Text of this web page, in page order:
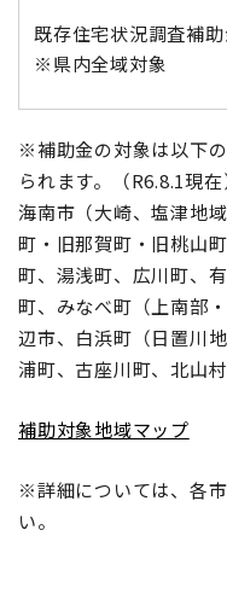
既存住宅状況調査補
※県内全域対象
※補助金の対象は以下
られます。（R6.8.1現在
海南市（大崎、塩津地
町・旧那賀町・旧桃山
町、湯浅町、広川町、
町、みなべ町（上南部
辺市、白浜町（日置川
浦町、古座川町、北山
補助対象地域マップ
※詳細については、各
い。